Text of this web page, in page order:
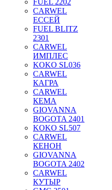
FUEL 2202
CARWEL
ЕССЕЙ
FUEL BLITZ
2301
CARWEL
ИМПЛЕС
KOKO SL036
CARWEL
КАГРА
CARWEL
КЕМА
GIOVANNA
BOGOTA 2401
KOKO SL507
CARWEL
КЕНОН
GIOVANNA
BOGOTA 2402
CARWEL
КУТЫР